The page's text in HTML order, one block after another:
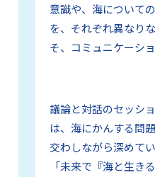
意識や、海について
を、それぞれ異なり
そ、コミュニケーシ
議論と対話のセッシ
は、海にかんする問
交わしながら深めて
「未来で『海と生き